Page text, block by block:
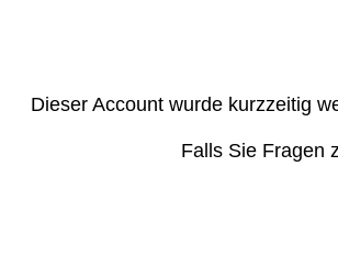
Dieser Account wurde kurzzeitig
Falls Sie Fragen